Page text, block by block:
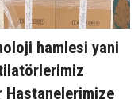
hamlesi yani
Hastanelerimize